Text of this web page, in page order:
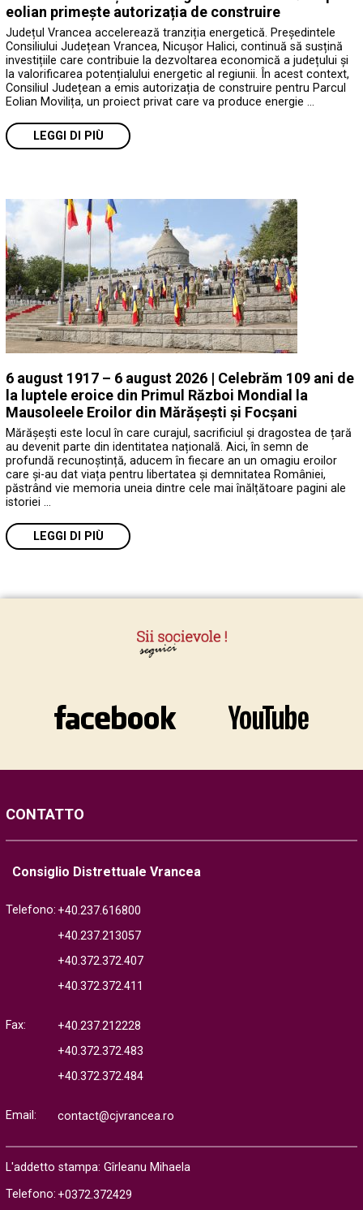
eolian primește autorizația de construire
Județul Vrancea accelerează tranziția energetică. Președintele
Consiliului Județean Vrancea, Nicușor Halici, continuă să susțină
investițiile care contribuie la dezvoltarea economică a județului și
la valorificarea potențialului energetic al regiunii. În acest context,
Consiliul Județean a emis autorizația de construire pentru Parcul
Eolian Movilița, un proiect privat care va produce energie …
LEGGI DI PIÙ
6 august 1917 – 6 august 2026 | Celebrăm 109 ani de
la luptele eroice din Primul Război Mondial la
Mausoleele Eroilor din Mărășești și Focșani
Mărășești este locul în care curajul, sacrificiul și dragostea de țară
au devenit parte din identitatea națională. Aici, în semn de
profundă recunoștință, aducem în fiecare an un omagiu eroilor
care și-au dat viața pentru libertatea și demnitatea României,
păstrând vie memoria uneia dintre cele mai înălțătoare pagini ale
istoriei …
LEGGI DI PIÙ
CONTATTO
Consiglio Distrettuale Vrancea
Telefono: +40.237.616800
+40.237.213057
+40.372.372.407
+40.372.372.411
Fax:
+40.237.212228
+40.372.372.483
+40.372.372.484
Email: contact@cjvrancea.ro
L'addetto stampa: Gîrleanu Mihaela
Telefono: +0372.372429